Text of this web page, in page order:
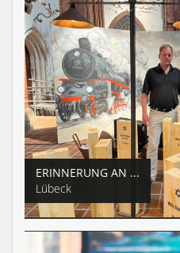
ERINNERUNG AN ...
Lübeck